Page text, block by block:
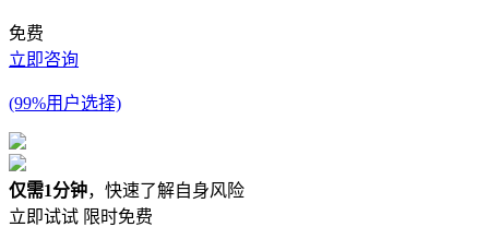
免费
立即咨询
(99%用户选择)
仅需1分钟，快速了解自身风险
立即试试 限时免费